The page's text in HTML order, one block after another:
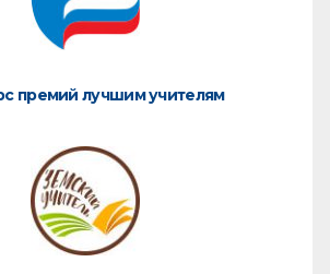
премий лучшим учителям